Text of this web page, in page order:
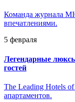
Команда журнала
впечатлениями.
5 февраля
Легендарные
гостей
The Leading Hotels
апартаментов.